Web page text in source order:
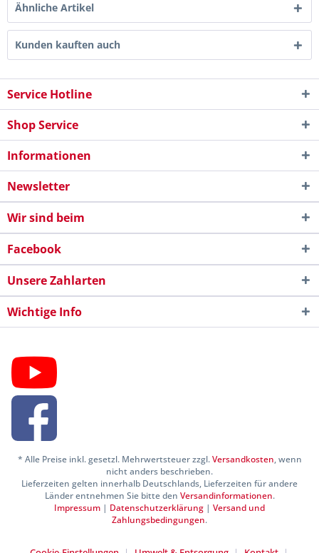
Ähnliche Artikel
Kunden kauften auch
Service Hotline
Shop Service
Informationen
Newsletter
Wir sind beim
Facebook
Unsere Zahlarten
Wichtige Info
* Alle Preise inkl. gesetzl. Mehrwertsteuer zzgl.Versandkosten, wenn
nicht anders beschrieben.
Lieferzeiten gelten innerhalb Deutschlands, Lieferzeiten für andere
Länder entnehmen Sie bitte den Versandinformationen.
Impressum | Datenschutzerklärung | Versand und
Zahlungsbedingungen.